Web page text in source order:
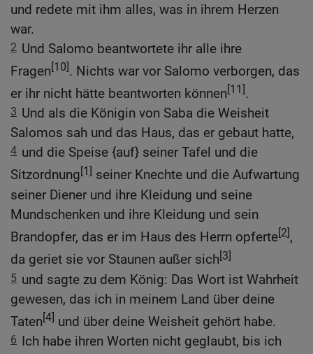
und redete mit ihm alles, was in ihrem Herzen
war.
2 Und Salomo beantwortete ihr alle ihre
Fragen[10]. Nichts war vor Salomo verborgen, das
er ihr nicht hätte beantworten können[11].
3 Und als die Königin von Saba die Weisheit
Salomos sah und das Haus, das er gebaut hatte,
4 und die Speise {auf} seiner Tafel und die
Sitzordnung[1] seiner Knechte und die Aufwartung
seiner Diener und ihre Kleidung und seine
Mundschenken und ihre Kleidung und sein
Brandopfer, das er im Haus des Herrn opferte[2],
da geriet sie vor Staunen außer sich[3]
5 und sagte zu dem König: Das Wort ist Wahrheit
gewesen, das ich in meinem Land über deine
Taten[4] und über deine Weisheit gehört habe.
6 Ich habe ihren Worten nicht geglaubt, bis ich